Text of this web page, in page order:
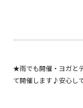
★雨でも開催・ヨガと
て開催します♪安心し